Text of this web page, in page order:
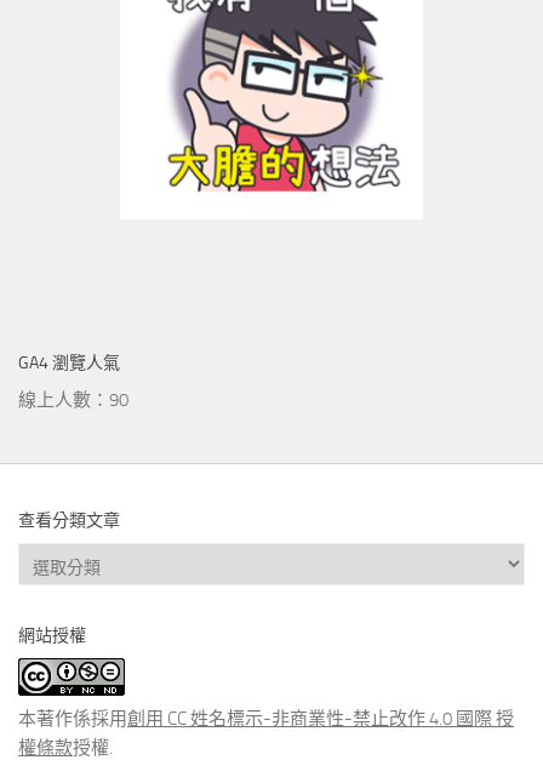
GA4 瀏覽人氣
線上人數：90
查看分類文章
查
看
類
文
章
網站授權
本著作係採用創用 CC 姓名標示-非商業性-禁止改作 4.0 國際 授
權條款授權.